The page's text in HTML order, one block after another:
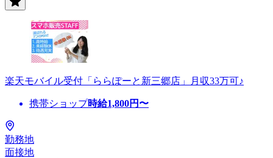
楽天モバイル受付「ららぽーと新三郷店」月収33万可♪
携帯ショップ時給1,800円〜
勤務地
面接地